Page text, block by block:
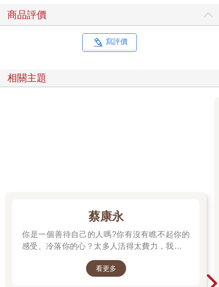
商品評價
寫評價
相關主題
蔡康永
你是一個善待自己的人嗎?你有沒有瞧不起你的
感受、冷落你的心？太多人活得太費力，我想為
舒服、也更滿足的方法。所以我寫了這本書。
看更多